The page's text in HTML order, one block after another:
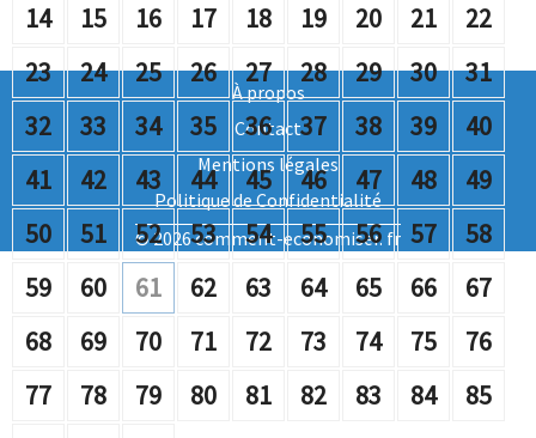
14
15 16 17 18 19 20 21
22
23
24 25 26 27 28 29 30
31
32
33 34 35 36 37 38 39
40
41
42 43 44 45 46 47 48
49
50
51 52 53 54 55 56 57
58
59
60 61 62 63 64 65 66
67
68
69 70 71 72 73 74 75
76
77
78 79 80 81 82 83 84
85
À propos
Contact
Mentions légales
Politique de Confidentialité
© 2026 comment-economiser. fr